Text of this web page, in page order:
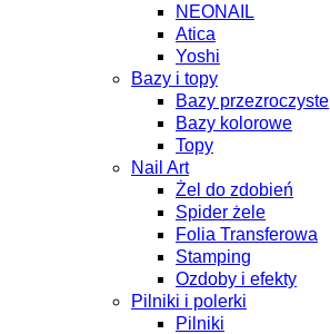
NEONAIL
Atica
Yoshi
Bazy i topy
Bazy przezroczyste
Bazy kolorowe
Topy
Nail Art
Żel do zdobień
Spider żele
Folia Transferowa
Stamping
Ozdoby i efekty
Pilniki i polerki
Pilniki